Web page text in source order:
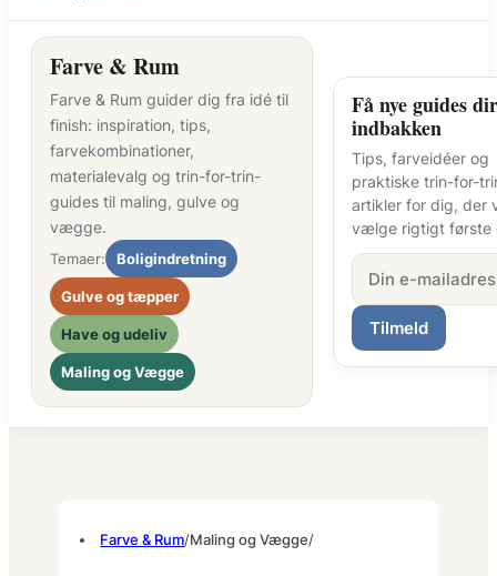
Farve & Rum
Farve & Rum guider dig fra idé til
finish: inspiration, tips,
farvekombinationer,
materialevalg og trin-for-trin-
guides til maling, gulve og
vægge.
Temaer: Boligindretning
Gulve og tæpper
Have og udeliv
Maling og Vægge
Få nye guides
indbakken
Tips, farveidéer og
praktiske trin-for-
artikler for dig, der
vælge rigtigt første
Tilmeld
Farve & Rum/Maling og Vægge/